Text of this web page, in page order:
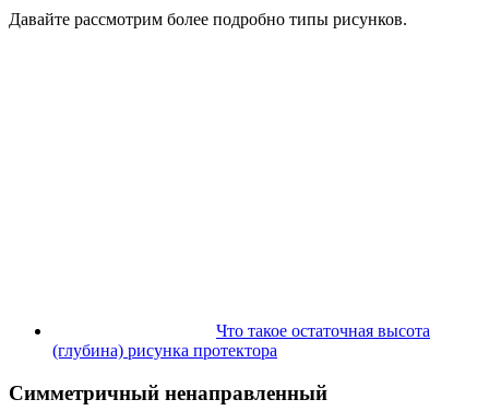
Давайте рассмотрим более подробно типы рисунков.
Что такое остаточная высота
(глубина) рисунка протектора
Симметричный ненаправленный